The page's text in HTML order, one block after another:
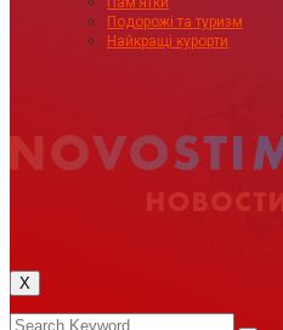
Подорожі та туризм
Найкращі курорти
X